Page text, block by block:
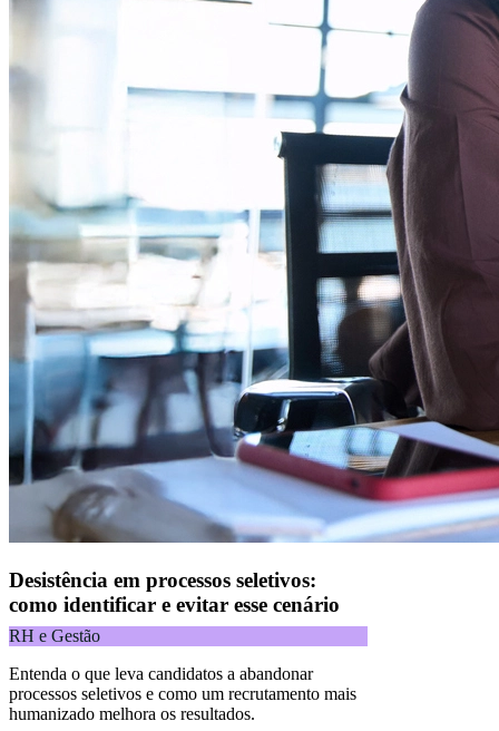
Desistência em processos seletivos:
como identificar e evitar esse cenário
RH e Gestão
Entenda o que leva candidatos a abandonar
processos seletivos e como um recrutamento mais
humanizado melhora os resultados.